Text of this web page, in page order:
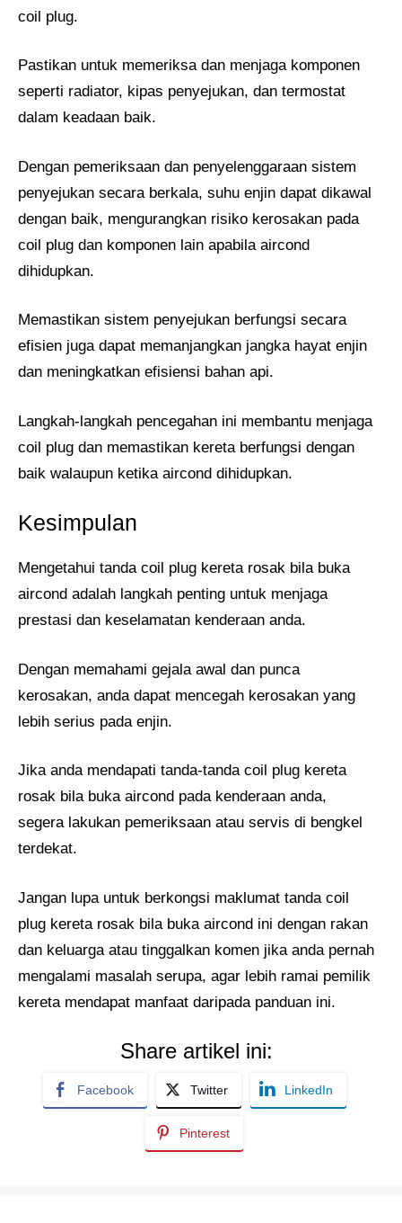
coil plug.
Pastikan untuk memeriksa dan menjaga komponen
seperti radiator, kipas penyejukan, dan termostat
dalam keadaan baik.
Dengan pemeriksaan dan penyelenggaraan sistem
penyejukan secara berkala, suhu enjin dapat dikawal
dengan baik, mengurangkan risiko kerosakan pada
coil plug dan komponen lain apabila aircond
dihidupkan.
Memastikan sistem penyejukan berfungsi secara
efisien juga dapat memanjangkan jangka hayat enjin
dan meningkatkan efisiensi bahan api.
Langkah-langkah pencegahan ini membantu menjaga
coil plug dan memastikan kereta berfungsi dengan
baik walaupun ketika aircond dihidupkan.
Kesimpulan
Mengetahui tanda coil plug kereta rosak bila buka
aircond adalah langkah penting untuk menjaga
prestasi dan keselamatan kenderaan anda.
Dengan memahami gejala awal dan punca
kerosakan, anda dapat mencegah kerosakan yang
lebih serius pada enjin.
Jika anda mendapati tanda-tanda coil plug kereta
rosak bila buka aircond pada kenderaan anda,
segera lakukan pemeriksaan atau servis di bengkel
terdekat.
Jangan lupa untuk berkongsi maklumat tanda coil
plug kereta rosak bila buka aircond ini dengan rakan
dan keluarga atau tinggalkan komen jika anda pernah
mengalami masalah serupa, agar lebih ramai pemilik
kereta mendapat manfaat daripada panduan ini.
Share artikel ini:
Facebook Twitter LinkedIn
Pinterest